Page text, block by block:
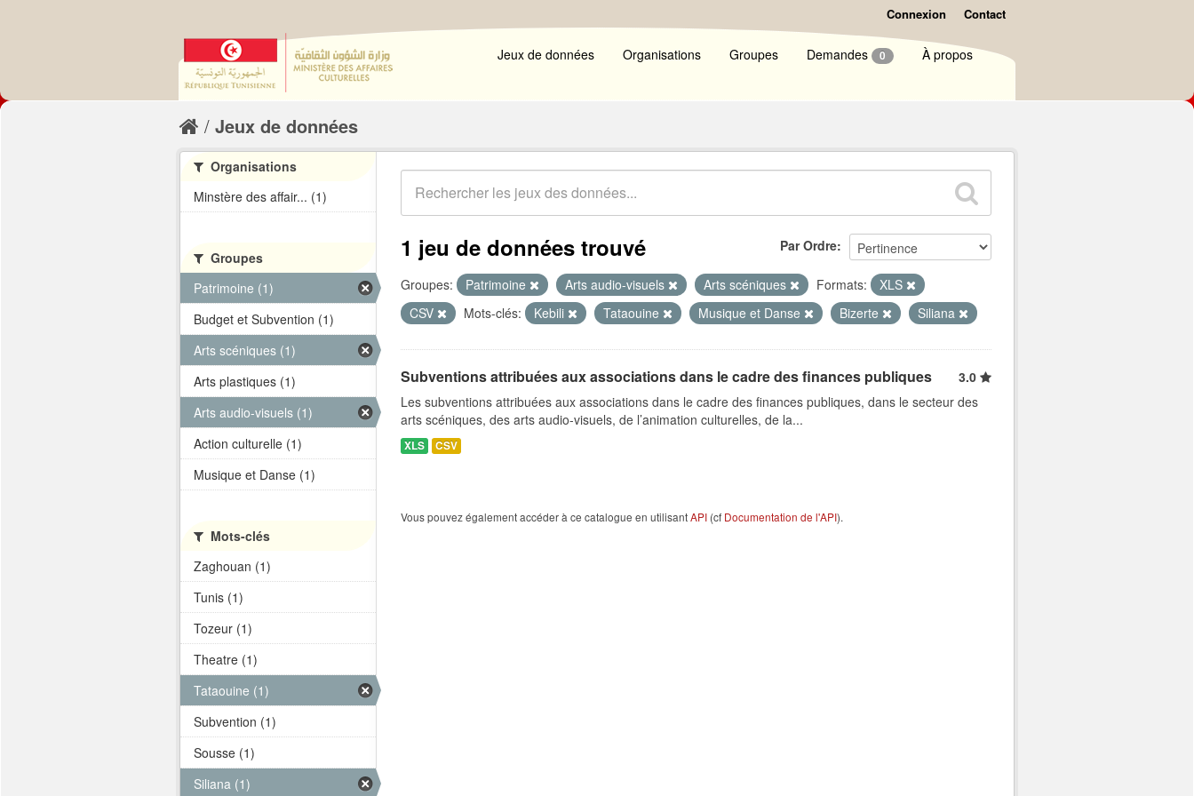
Connexion Contact
Jeux de données Organisations Groupes Demandes 0 À propos
Jeux de données
Par Ordre
1 jeu de données trouvé
Groupes: Patrimoine Arts audio-visuels Arts scéniques Formats:
XLS
CSV
Mots-clés: Kebili Tataouine Musique et Danse Bizerte Siliana
Subventions attribuées aux associations dans le cadre des finances publiques
3.0
Les subventions attribuées aux associations dans le cadre des finances publiques, dans le secteur des
arts scéniques, des arts audio-visuels, de l’animation culturelles, de la...
XLS CSV
Vous pouvez également accéder à ce catalogue en utilisantAPI (cf Documentation de l'API).
Organisations
Minstère des affair... (1)
Groupes
Patrimoine (1)
Budget et Subvention (1)
Arts scéniques (1)
Arts plastiques (1)
Arts audio-visuels (1)
Action culturelle (1)
Musique et Danse (1)
Mots-clés
Zaghouan (1)
Tunis (1)
Tozeur (1)
Theatre (1)
Tataouine (1)
Subvention (1)
Sousse (1)
Siliana (1)